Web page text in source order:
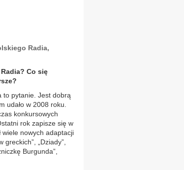
Radia,
Co się
to pytanie. Jest dobrą
udało w 2008 roku.
konkursowych
rok zapisze się w
nowych adaptacji
„Dziady”,
Burgunda”,